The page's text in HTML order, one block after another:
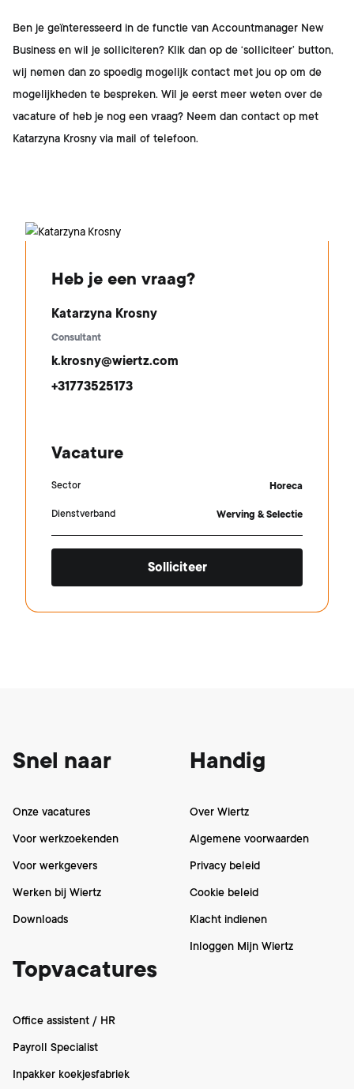
Ben je geïnteresseerd in de functie van Accountmanager New
Business en wil je solliciteren? Klik dan op de ‘solliciteer’ button,
wij nemen dan zo spoedig mogelijk contact met jou op om de
mogelijkheden te bespreken. Wil je eerst meer weten over de
vacature of heb je nog een vraag? Neem dan contact op met
Katarzyna Krosny via mail of telefoon.
Heb je een vraag?
Katarzyna Krosny
Consultant
k.krosny@wiertz.com
+31773525173
Vacature
Sector Horeca
Dienstverband Werving & Selectie
Solliciteer
Snel naar
Onze vacatures
Voor werkzoekenden
Voor werkgevers
Werken bij Wiertz
Downloads
Topvacatures
Office assistent / HR
Payroll Specialist
Inpakker koekjesfabriek
Handig
Over Wiertz
Algemene voorwaarden
Privacy beleid
Cookie beleid
Klacht indienen
Inloggen Mijn Wiertz